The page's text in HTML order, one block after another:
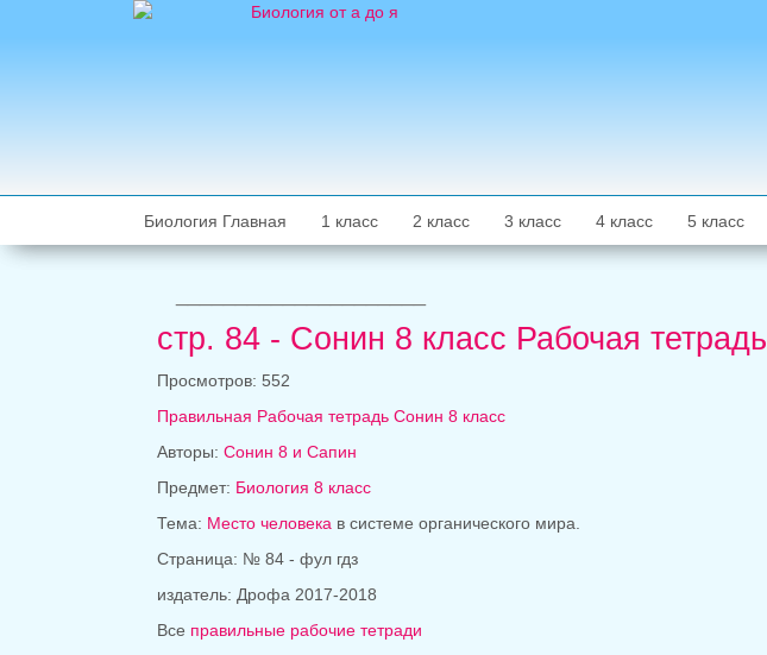
Биология Главная 1 класс 2 класс 3 класс 4 класс 5 класс
стр. 84 - Сонин 8 класс Рабочая тетрадь
Просмотров: 552
Правильная Рабочая тетрадь Сонин 8 класс
Авторы: Сонин 8 и Сапин
Предмет: Биология 8 класс
Тема: Место человека в системе органического мира.
Страница: № 84 - фул гдз
издатель: Дрофа 2017-2018
Все правильные рабочие тетради